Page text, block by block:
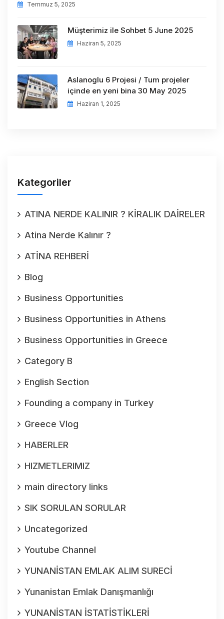
Temmuz 5, 2025
Müşterimiz ile Sohbet 5 June 2025
Haziran 5, 2025
Aslanoglu 6 Projesi / Tum projeler
içinde en yeni bina 30 May 2025
Haziran 1, 2025
Kategoriler
ATINA NERDE KALINIR ? KİRALIK DAİRELER
Atina Nerde Kalınır ?
ATİNA REHBERİ
Blog
Business Opportunities
Business Opportunities in Athens
Business Opportunities in Greece
Category B
English Section
Founding a company in Turkey
Greece Vlog
HABERLER
HIZMETLERIMIZ
main directory links
SIK SORULAN SORULAR
Uncategorized
Youtube Channel
YUNANİSTAN EMLAK ALIM SURECİ
Yunanistan Emlak Danışmanlığı
YUNANİSTAN İSTATİSTİKLERİ